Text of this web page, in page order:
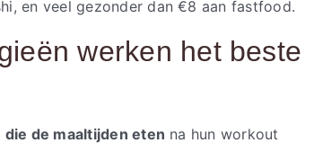
en veel gezonder dan €8 aan fastfood.
werken het beste
die de maaltijden eten na hun workout